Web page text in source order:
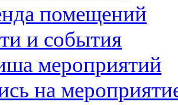
помещений
и события
мероприятий
на